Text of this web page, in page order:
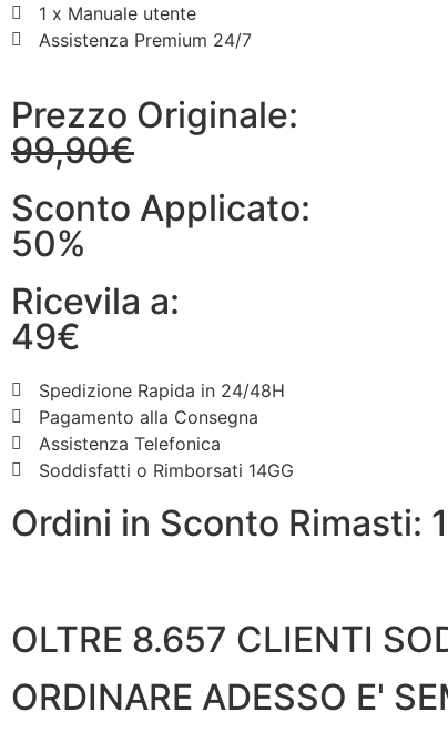
1 x Manuale utente
Assistenza Premium 24/7
Prezzo Originale:
99,90€
Sconto Applicato:
50%
Ricevila a:
49€
Spedizione Rapida in 24/48H
Pagamento alla Consegna
Assistenza Telefonica
Soddisfatti o Rimborsati 14GG
Ordini in Sconto Rimasti:
OLTRE 8.657 CLIENTI
ORDINARE ADESSO E'